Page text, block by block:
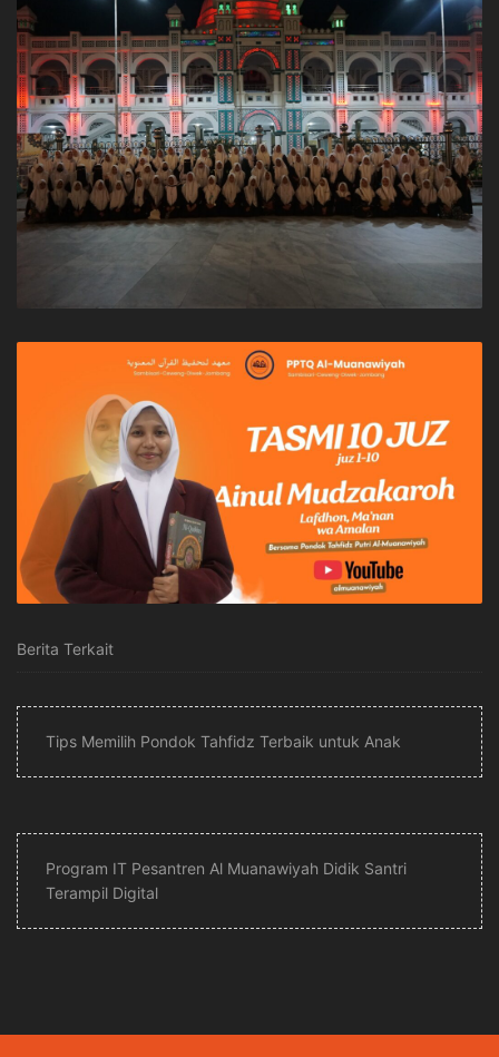
Berita Terkait
Tips Memilih Pondok Tahfidz Terbaik untuk Anak
Program IT Pesantren Al Muanawiyah Didik Santri
Terampil Digital